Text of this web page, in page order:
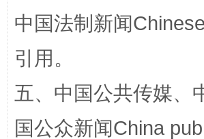
解纷+调解+退费，一次搞定
中国法制新闻
引用。
五、中国公共传媒、
国公众新闻China